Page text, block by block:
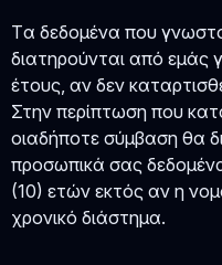
Tα δεδομένα που
διατηρούνται από εμάς
έτους, αν δεν
Στην περίπτωση που
οιαδήποτε σύμβαση θα
προσωπικά σας
(10) ετών εκτός αν η
χρονικό διάστημα.